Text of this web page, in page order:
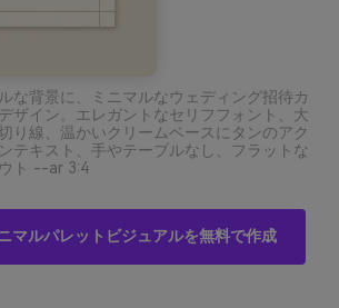
な背景に、ミニマルなウェディング招待カ
ザイン。エレガントなセリフフォント、大
り線、温かいクリームベースにタンのアク
テキスト、手やテーブルなし、フラットな
ト --ar 3:4
マルパレットビジュアルを無料で作成